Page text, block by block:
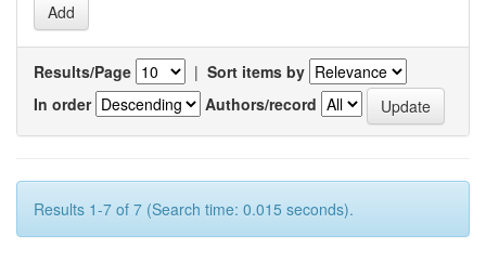
Results/Page | Sort items by
In order
Authors/record
Results 1-7 of 7 (Search time: 0.015 seconds).